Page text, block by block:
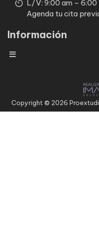
L/V: 9:00 am – 6:00
Agenda tu cita
Información
Copyright © 2026